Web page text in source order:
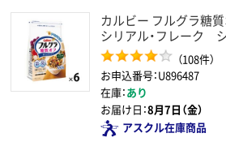
カルビー フルグラ糖質
シリアル・フレーク
（108件）
お申込番号：U896487
在庫：あり
お届け日：8月7日（金）
アスクル在庫商品